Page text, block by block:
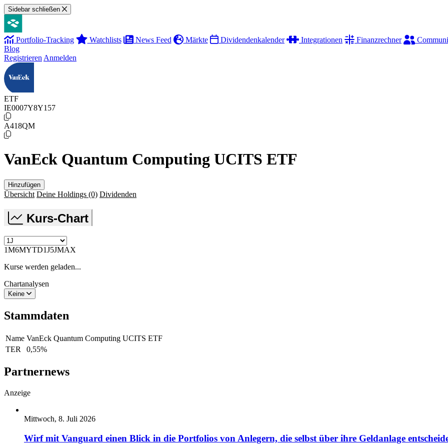
Sidebar schließen
Portfolio-Tracking Watchlists News Feed Märkte Dividendenkalender Integrationen Finanzrechner
Blog
Registrieren Anmelden
ETF
IE0007Y8Y157
A418QM
VanEck Quantum Computing UCITS ETF
Hinzufügen
Übersicht Deine Holdings (0) Dividenden
Kurs-Chart
1M6MYTD1J5JMAX
Kurse werden geladen...
Chartanalysen
Keine
Stammdaten
Name VanEck Quantum Computing UCITS ETF
TER
0,55%
Partnernews
Anzeige
Mittwoch, 8. Juli 2026
Wirf mit Vanguard einen Blick in die Portfolios von Anlegern, die selbst über ihre Geldanlage